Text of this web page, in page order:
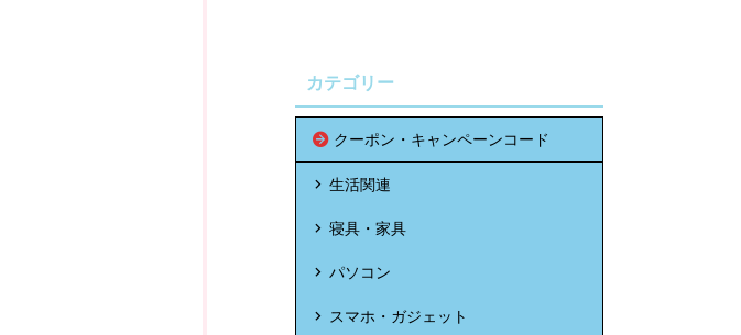
カテゴリー
クーポン・キャンペーンコード
生活関連
寝具・家具
パソコン
スマホ・ガジェット